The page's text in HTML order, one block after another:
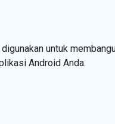
untuk
Android Anda.